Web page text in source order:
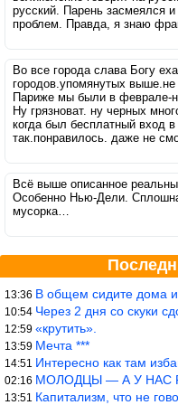
русский. Парень засмеялся
проблем. Правда, я знаю
Во все города слава Богу
городов.упомянутых выше.не
Париже мы были в феврале-
Ну грязноват. ну черных
когда был бесплатный вход
так.понравилось. даже не
Всё выше описанное
Особенно Нью-Дели.
мусорка…
13:36 В общем сидите дома и
10:54 Через 2 дня со скуки
12:59 «крутить».
13:59 Мечта ***
14:51 Интересно как там
02:16 МОЛОДЦЫ — А У НАС
13:51 Капитализм, что не